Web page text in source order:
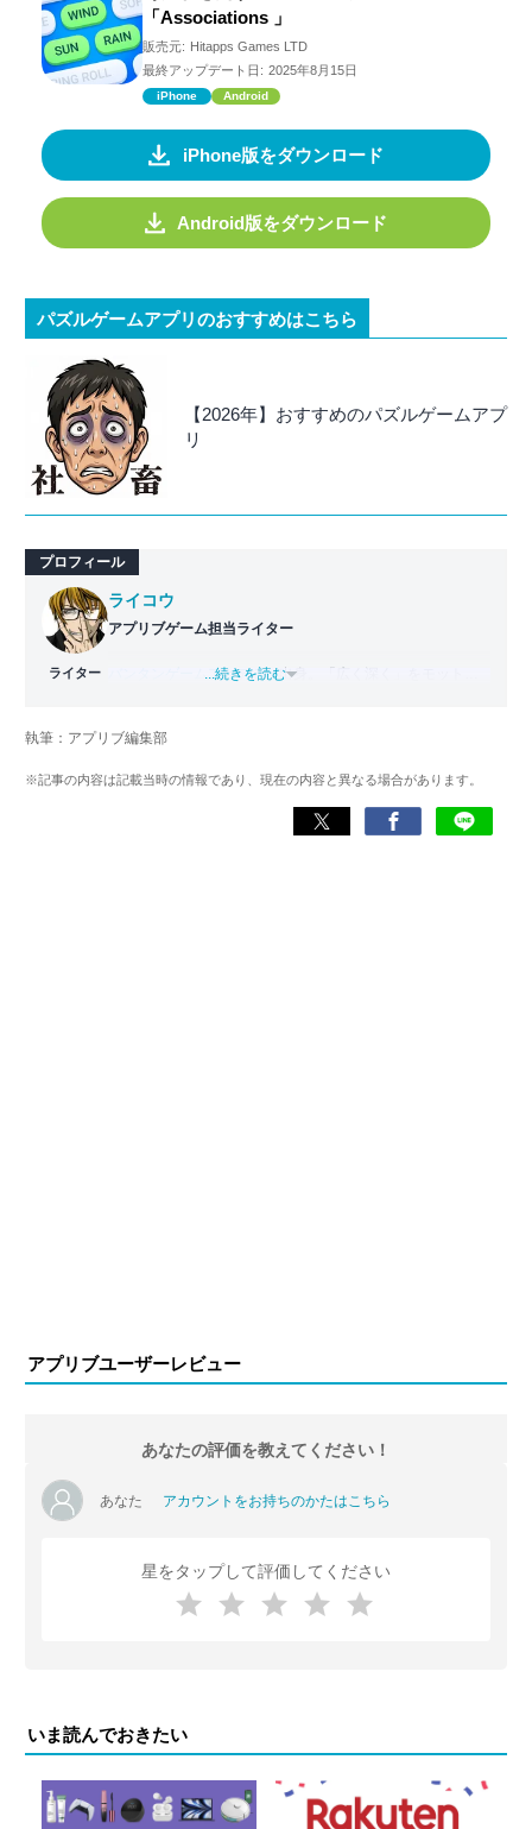
「Associations 」
販売元: Hitapps Games LTD
最終アップデート日: 2025年8月15日
iPhone Android
iPhone版をダウンロード
Android版をダウンロード
パズルゲームアプリのおすすめはこちら
【2026年】おすすめのパズルゲームアプ
リ
プロフィール
ライター
ライコウ
アプリブゲーム担当ライター
バンタンゲームアカデミー 出身。「広く深く」をモットー
ゲームだけでも1,000本以上。ゲーム開発者を目指した経験
くして面白さを引き出し、人々に伝えるためゲームライタ
...続きを読む
執筆：アプリブ編集部
※記事の内容は記載当時の情報であり、現在の内容と異なる場合があります。
アプリブユーザーレビュー
あなたの評価を教えてください！
あなた アカウントをお持ちのかたはこちら
星をタップして評価してください
いま読んでおきたい